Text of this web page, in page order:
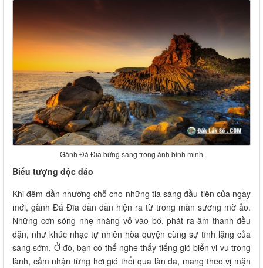
Gành Đá Đĩa bừng sáng trong ánh bình minh
Biểu tượng độc đáo
Khi đêm dần nhường chỗ cho những tia sáng đầu tiên của ngày
mới, gành Đá Đĩa dần dần hiện ra từ trong màn sương mờ ảo.
Những cơn sóng nhẹ nhàng vỗ vào bờ, phát ra âm thanh đều
đặn, như khúc nhạc tự nhiên hòa quyện cùng sự tĩnh lặng của
sáng sớm. Ở đó, bạn có thể nghe thấy tiếng gió biển vi vu trong
lành, cảm nhận từng hơi gió thổi qua làn da, mang theo vị mặn